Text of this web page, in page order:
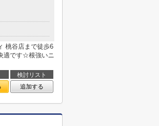
桃谷店まで徒歩6
適です☆根強いニ
検討リスト
追加する